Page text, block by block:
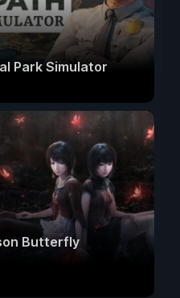
Park Simulator
Butterfly